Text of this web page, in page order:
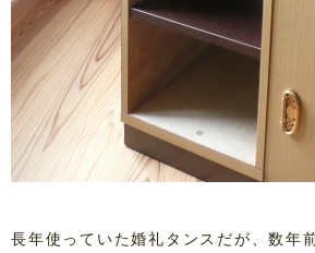
長年使っていた婚礼タンスだが、数年